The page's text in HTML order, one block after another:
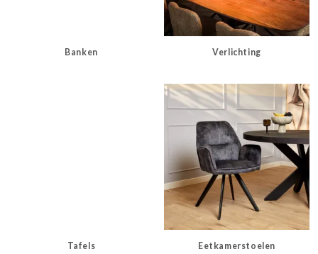
Banken Verlichting
Tafels Eetkamerstoelen